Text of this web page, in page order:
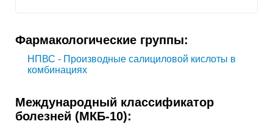
Фармакологические группы:
НПВС - Производные салициловой кислоты в
комбинациях
Международный классификатор
болезней (МКБ-10):